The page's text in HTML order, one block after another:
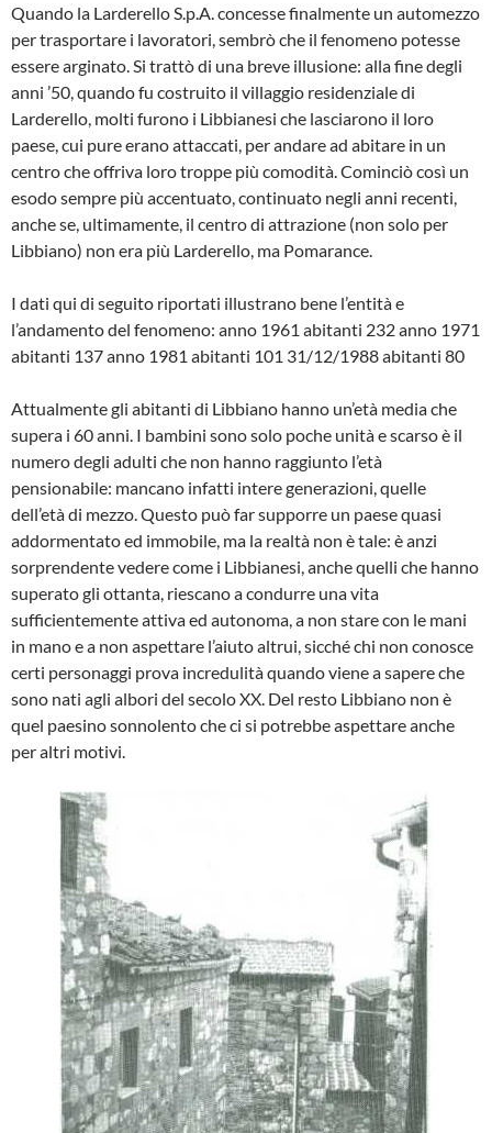
Quando la Larderello S.p.A. concesse fi­nalmente un automezzo
per trasportare i lavoratori, sembrò che il fenomeno po­tesse
essere arginato. Si trattò di una bre­ve illusione: alla fine degli
anni ’50, quan­do fu costruito il villaggio residenziale di
Larderello, molti furono i Libbianesi che lasciarono il loro
paese, cui pure erano attaccati, per andare ad abitare in un
cen­tro che offriva loro troppe più comodità. Cominciò così un
esodo sempre più ac­centuato, continuato negli anni recenti,
anche se, ultimamente, il centro di attra­zione (non solo per
Libbiano) non era più Larderello, ma Pomarance.
I dati qui di seguito riportati illustrano be­ne l’entità e
l’andamento del fenomeno: anno 1961 abitanti 232 anno 1971
abitanti 137 anno 1981 abitanti 101 31/12/1988 abitanti 80
Attualmente gli abitanti di Libbiano han­no un’età media che
supera i 60 anni. I bambini sono solo poche unità e scarso è il
numero degli adulti che non hanno raggiunto l’età
pensionabile: mancano in­fatti intere generazioni, quelle
dell’età di mezzo. Questo può far supporre un pae­se quasi
addormentato ed immobile, ma la realtà non è tale: è anzi
sorprendente vedere come i Libbianesi, anche quelli che hanno
superato gli ottanta, riescano a condurre una vita
sufficientemente at­tiva ed autonoma, a non stare con le ma­ni
in mano e a non aspettare l’aiuto altrui, sicché chi non conosce
certi personaggi prova incredulità quando viene a sapere che
sono nati agli albori del secolo XX. Del resto Libbiano non è
quel paesino sonnolento che ci si potrebbe aspettare anche
per altri motivi.